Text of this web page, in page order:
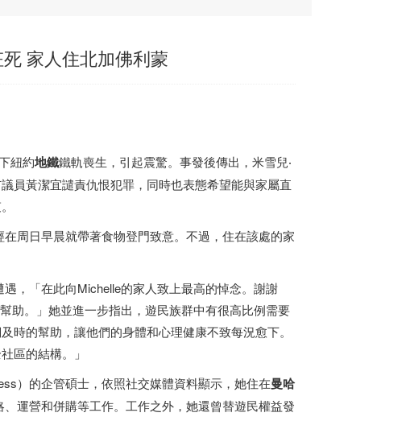
家人住北加佛利蒙
紐約地鐵鐵軌喪生，引起震驚。事發後傳出，米雪兒‧
員黃潔宜譴責仇恨犯罪，同時也表態希望能與家屬直
周日早晨就帶著食物登門致意。不過，住在該處的家
，「在此向Michelle的家人致上最高的悼念。謝謝
助。」她並進一步指出，遊民族群中有很高比例需要
的幫助，讓他們的身體和心理健康不致每況愈下。
區的結構。」
）的企管碩士，依照社交媒體資料顯示，她住在曼哈
運營和併購等工作。工作之外，她還曾替遊民權益發